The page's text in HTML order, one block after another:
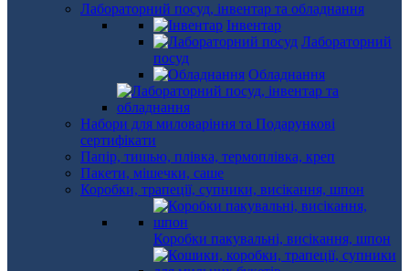
Лабораторний посуд, інвентар та обладнання
Інвентар
Лабораторний
посуд
Обладнання
Набори для миловаріння та Подарункові
сертифікати
Папір, тишью, плівка, термоплівка, креп
Пакети, мішечки, саше
Коробки, трапеції, супники, висікання, шпон
Коробки пакувальні, висікання, шпон